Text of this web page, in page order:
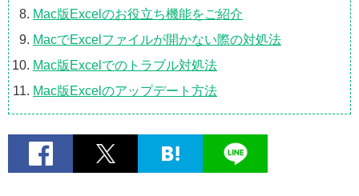
Mac版Excelのお役立ち機能をご紹介
MacでExcelファイルが開かない際の対処法
Mac版Excelでのトラブル対処法
Mac版Excelのアップデート方法